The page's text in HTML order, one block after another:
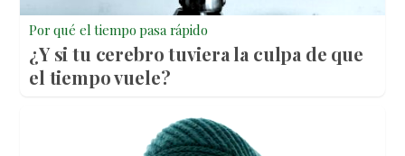
Por qué el tiempo pasa rápido
¿Y si tu cerebro tuviera la culpa de que
el tiempo vuele?